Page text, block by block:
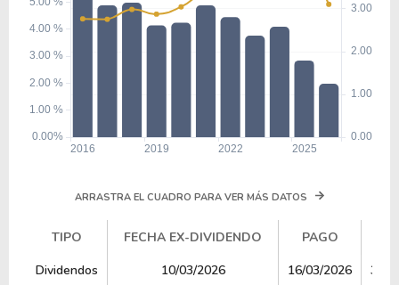
10.87 1.74 16.04%
ARRASTRA EL CUADRO PARA VER MÁS DATOS
TIPO FECHA EX-DIVIDENDO PAGO
TIPO
FECHA EX-DIVIDENDO PAGO
Dividendos 10/03/2026 16/03/2026